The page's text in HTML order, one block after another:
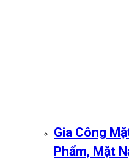
Gia Công
Phẩm, Mặt